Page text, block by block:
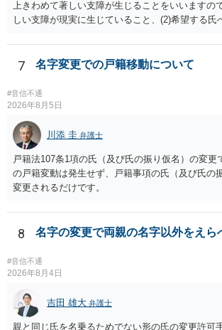
本件では、(1)子の氏の変更許可（民法791条1項）
項の氏の変更許可の2種類が考えられます。 (1)に
父の氏を称したいというケースが多い）。法律上
変更許可の場合、あなたは現在の戸籍からもう一
籍する（戻る）という戸籍変動になるため、成人
可申立てにおいては、入籍先である親（及びそこ
者や15歳以上の子）の同意があるかどうかが重視
です。 (2)については、「やむを得ない事由」が必
は、名の変更許可よりも厳重な要件であるとされ
的・心理的な理由ではなかなかハードルが高いと
性的虐待を受けていたケースで氏変更を許可した
立て前に分籍届によってあなたの単独戸籍を編成
とをお勧めします。
上きわめて著しい支障が生じることをいいますの
しい支障が現実に生じていること、(2)希望する氏
できるかどうかがポイントです。 記録中に現れた
象ですので、上記(1)と(2)を説明できる資料は全て
に）提出することが必要になります。「フラッシ
なので、例えば、医学上確立されているPTSDの診
明とそれに沿う資料の提出が必要になってくるよ
的・心理的な理由の氏変更は様々な意味でハード
護士へ依頼しても苦労することが強く予想される
本人申立てをお考えであれば、医学知識はもちろ
れますので、性急な申立てをせず、知識と資料を
万全の体制で申立てに臨んだ方がよいと思われま
7 名字変更での戸籍移動について
#音信不通
2026年8月5日
川添 圭 弁護士
戸籍法107条1項の氏（及び氏の振り仮名）の変更
の戸籍変動は発生せず、戸籍事項の氏（及び氏の
変更されるだけです。
8 名字の変更で両親の名字以外をえら
#音信不通
2026年8月4日
吉田 雄大 弁護士
親と同じ氏を名乗るためでない形の氏の変更許可